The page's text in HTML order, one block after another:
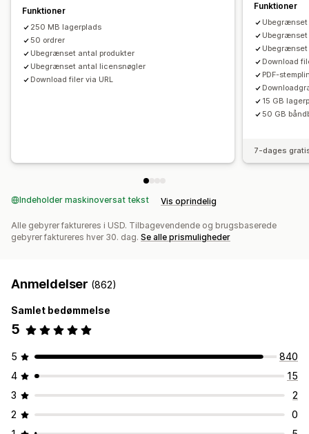
IP-begrænsninger
Vandmærker
Filhosting
Funktioner
250 MB lagerplads
50 ordrer
Ubegrænset antal produkter
Ubegrænset antal licensnøgler
Download filer via URL
Funktioner
Download
PDF-
15 GB
50 GB
7-dages
Indeholder maskinoversat tekst Vis oprindelig
Alle gebyrer faktureres i USD. Tilbagevendende og brugsbaserede
gebyrer faktureres hver 30. dag. Se alle prismuligheder
Anmeldelser (862)
Samlet bedømmelse
5
5
840
4
15
3
2
2
0